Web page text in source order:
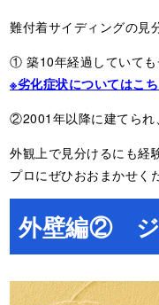
難付着サイディングの見
① 築10年経過していて
※劣化症状についてはこ
②2001年以降に建てられ
外観上で見分けるにも経
プロにぜひおおまかせく
外壁編② ジ